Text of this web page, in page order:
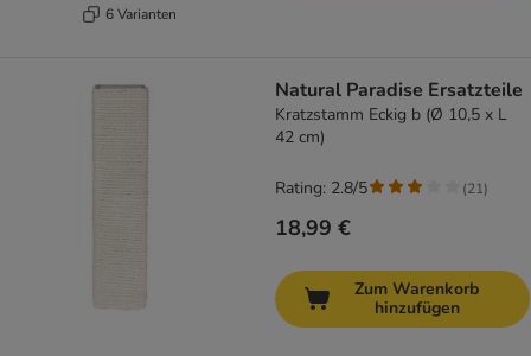
6 Varianten
Natural Paradise Ersatzteile
Kratzstamm Eckig b (Ø 10,5 x L
42 cm)
18,99 €
Rating: 2.8/5 (21)
Zum Warenkorb
hinzufügen